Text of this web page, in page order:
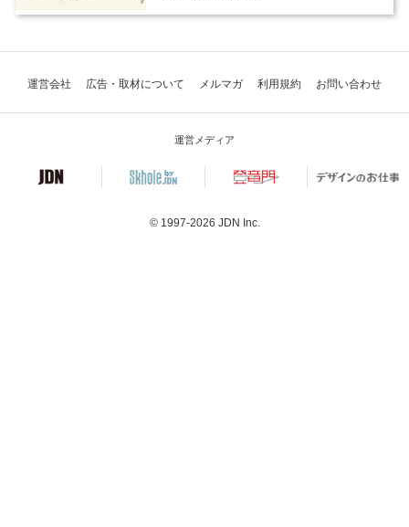
運営会社 広告・取材について メルマガ 利用規約 お問い合わせ
運営メディア
© 1997-2026 JDN Inc.